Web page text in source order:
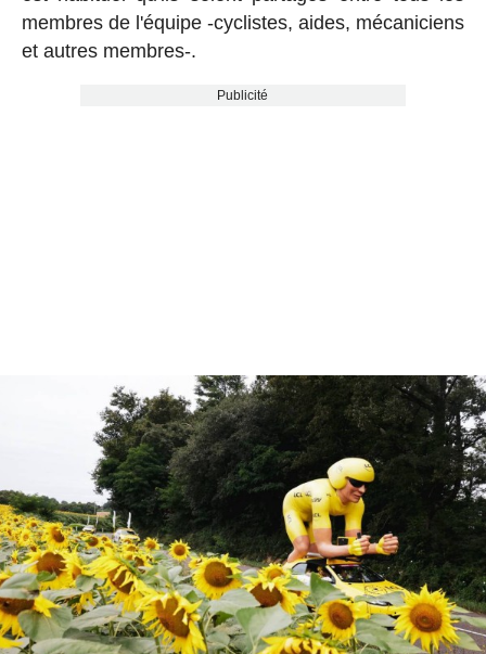
membres de l'équipe -cyclistes, aides, mécaniciens
et autres membres-.
Publicité